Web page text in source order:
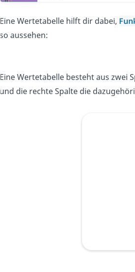
Eine Wertetabelle hilft dir dabei,
so aussehen:
Eine Wertetabelle besteht aus zwei
und die rechte Spalte die